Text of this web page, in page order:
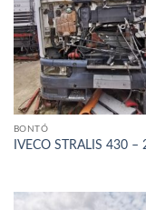
BONTÓ
IVECO STRALIS 430 –